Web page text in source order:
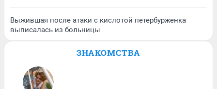
Выжившая после атаки с кислотой петербурженка
выписалась из больницы
ЗНАКОМСТВА